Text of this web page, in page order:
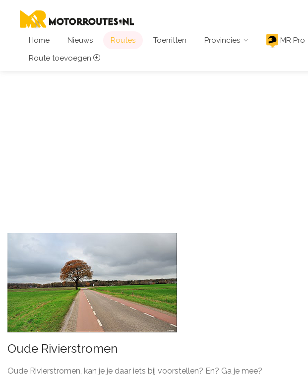
Home Nieuws Routes Toerritten Provincies MR Pro
Route toevoegen
Oude Rivierstromen
Oude Rivierstromen, kan je je daar iets bij voorstellen? En? Ga je mee?